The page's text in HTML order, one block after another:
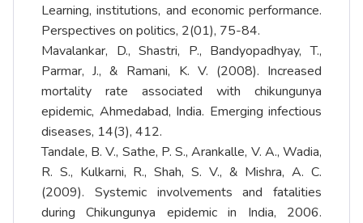
Learning, institutions, and economic performance.
Perspectives on politics, 2(01), 75-84.
Mavalankar, D., Shastri, P., Bandyopadhyay, T.,
Parmar, J., & Ramani, K. V. (2008). Increased
mortality rate associated with chikungunya
epidemic, Ahmedabad, India. Emerging infectious
diseases, 14(3), 412.
Tandale, B. V., Sathe, P. S., Arankalle, V. A., Wadia,
R. S., Kulkarni, R., Shah, S. V., & Mishra, A. C.
(2009). Systemic involvements and fatalities
during Chikungunya epidemic in India, 2006.